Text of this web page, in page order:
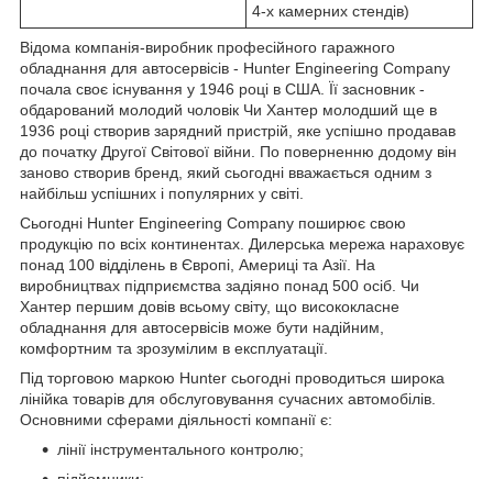
4-х камерних стендів)
Відома компанія-виробник професійного гаражного
обладнання для автосервісів - Hunter Engineering Company
почала своє існування у 1946 році в США. Її засновник -
обдарований молодий чоловік Чи Хантер молодший ще в
1936 році створив зарядний пристрій, яке успішно продавав
до початку Другої Світової війни. По поверненню додому він
заново створив бренд, який сьогодні вважається одним з
найбільш успішних і популярних у світі.
Сьогодні Hunter Engineering Company поширює свою
продукцію по всіх континентах. Дилерська мережа нараховує
понад 100 відділень в Європі, Америці та Азії. На
виробництвах підприємства задіяно понад 500 осіб. Чи
Хантер першим довів всьому світу, що висококласне
обладнання для автосервісів може бути надійним,
комфортним та зрозумілим в експлуатації.
Під торговою маркою Hunter сьогодні проводиться широка
лінійка товарів для обслуговування сучасних автомобілів.
Основними сферами діяльності компанії є:
лінії інструментального контролю;